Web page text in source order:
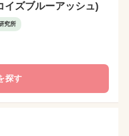
イズブルーアッシュ)
究所
探す